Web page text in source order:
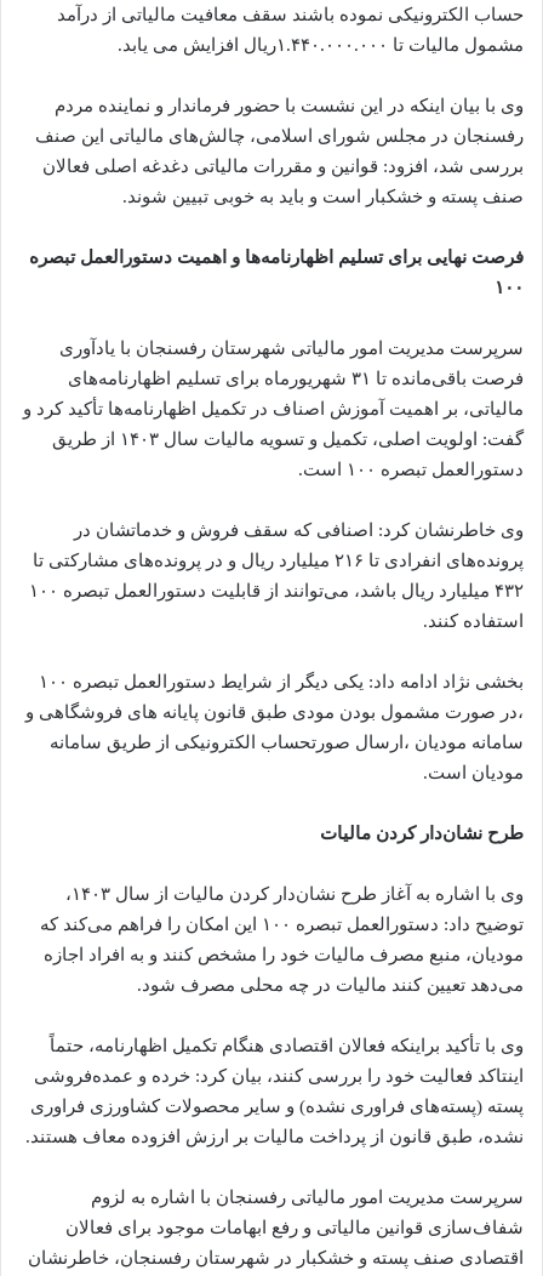
حساب الکترونیکی نموده باشند سقف معافیت مالیاتی از درآمد
مشمول مالیات تا ۱.۴۴۰.۰۰۰.۰۰۰ریال افزایش می یابد.
وی با بیان اینکه در این نشست با حضور فرماندار و نماینده مردم
رفسنجان در مجلس شورای اسلامی، چالش‌های مالیاتی این صنف
بررسی شد، افزود: قوانین و مقررات مالیاتی دغدغه اصلی فعالان
صنف پسته و خشکبار است و باید به خوبی تبیین شوند.
فرصت نهایی برای تسلیم اظهارنامه‌ها و اهمیت دستورالعمل تبصره
۱۰۰
سرپرست مدیریت امور مالیاتی شهرستان رفسنجان با یادآوری
فرصت باقی‌مانده تا ۳۱ شهریورماه برای تسلیم اظهارنامه‌های
مالیاتی، بر اهمیت آموزش اصناف در تکمیل اظهارنامه‌ها تأکید کرد و
گفت: اولویت اصلی، تکمیل و تسویه مالیات سال ۱۴۰۳ از طریق
دستورالعمل تبصره ۱۰۰ است.
وی خاطرنشان کرد: اصنافی که سقف فروش و خدماتشان در
پرونده‌های انفرادی تا ۲۱۶ میلیارد ریال و در پرونده‌های مشارکتی تا
۴۳۲ میلیارد ریال باشد، می‌توانند از قابلیت دستورالعمل تبصره ۱۰۰
استفاده کنند.
بخشی نژاد ادامه داد: یکی دیگر از شرایط دستورالعمل تبصره ۱۰۰
،در صورت مشمول بودن مودی طبق قانون پایانه های فروشگاهی و
سامانه مودیان ،ارسال صورتحساب الکترونیکی از طریق سامانه
مودیان است.
طرح نشان‌دار کردن مالیات
وی با اشاره به آغاز طرح نشان‌دار کردن مالیات از سال ۱۴۰۳،
توضیح داد: دستورالعمل تبصره ۱۰۰ این امکان را فراهم می‌کند که
مودیان، منبع مصرف مالیات خود را مشخص کنند و به افراد اجازه
می‌دهد تعیین کنند مالیات در چه محلی مصرف شود.
وی با تأکید براینکه فعالان اقتصادی هنگام تکمیل اظهارنامه، حتماً
اینتاکد فعالیت خود را بررسی کنند، بیان کرد: خرده و عمده‌فروشی
پسته (پسته‌های فراوری نشده) و سایر محصولات کشاورزی فراوری
نشده، طبق قانون از پرداخت مالیات بر ارزش افزوده معاف هستند.
سرپرست مدیریت امور مالیاتی رفسنجان با اشاره به لزوم
شفاف‌سازی قوانین مالیاتی و رفع ابهامات موجود برای فعالان
اقتصادی صنف پسته و خشکبار در شهرستان رفسنجان، خاطرنشان